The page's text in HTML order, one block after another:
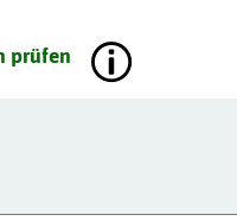
prüfen